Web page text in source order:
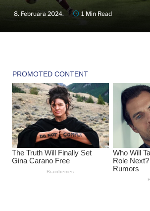
8. Februara 2024. 1 Min Read